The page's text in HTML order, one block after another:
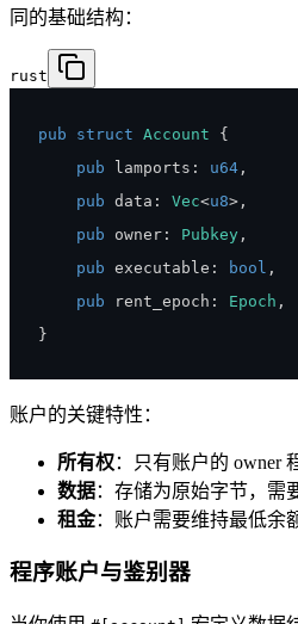
同的基础结构：
rust
pub struct Account
{
pub lamports : u64 ,
pub data : Vec<u8> ,
pub owner : Pubkey ,
pub executable : bool ,
pub rent_epoch : Epoch ,
}
账户的关键特性：
所有权：只有账户的 owner
数据：存储为原始字节，需
租金：账户需要维持最低余
程序账户与鉴别器